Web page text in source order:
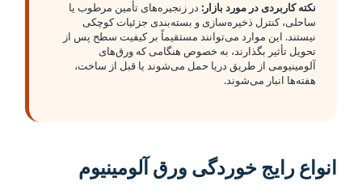
نکته کاربردی در مورد بازار: در زنجیره‌های تأمین مرطوب یا
ساحلی، کنترل ذخیره‌سازی و بسته‌بندی جزئیات کوچکی
نیستند. این موارد می‌توانند مستقیماً بر کیفیت سطح پس از
تحویل تأثیر بگذارند، به خصوص هنگامی که ورق‌های
آلومینیومی از طریق دریا حمل می‌شوند یا قبل از ساخت،
هفته‌ها انبار می‌شوند.
انواع رایج خوردگی ورق آلومینیوم